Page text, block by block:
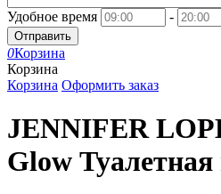
Удобное время -
Отправить
0Корзина
Корзина
Корзина Оформить заказ
JENNIFER
Glow